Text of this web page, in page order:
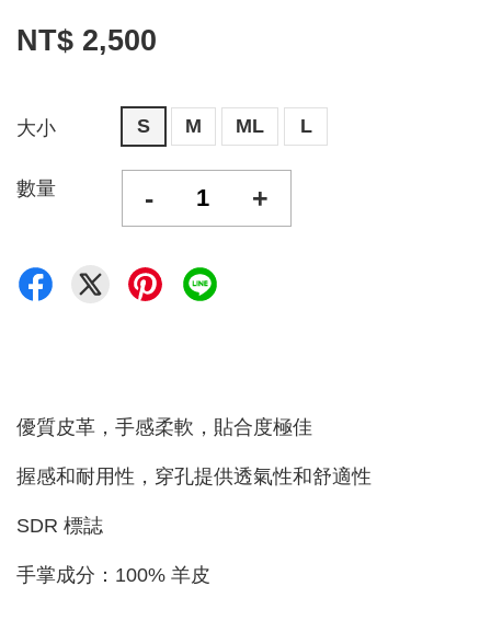
NT$ 2,500
大小 S M ML L
數量 - +
優質皮革，手感柔軟，貼合度極佳
握感和耐用性，穿孔提供透氣性和舒適性
SDR 標誌
手掌成分：100% 羊皮